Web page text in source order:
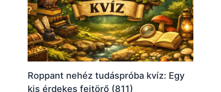
Roppant nehéz tudáspróba kvíz: Egy
kis érdekes fejtörő (811)